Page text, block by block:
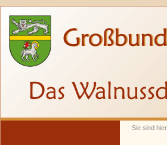
Sie sind